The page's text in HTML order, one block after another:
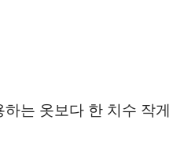
는 옷보다 한 치수 작